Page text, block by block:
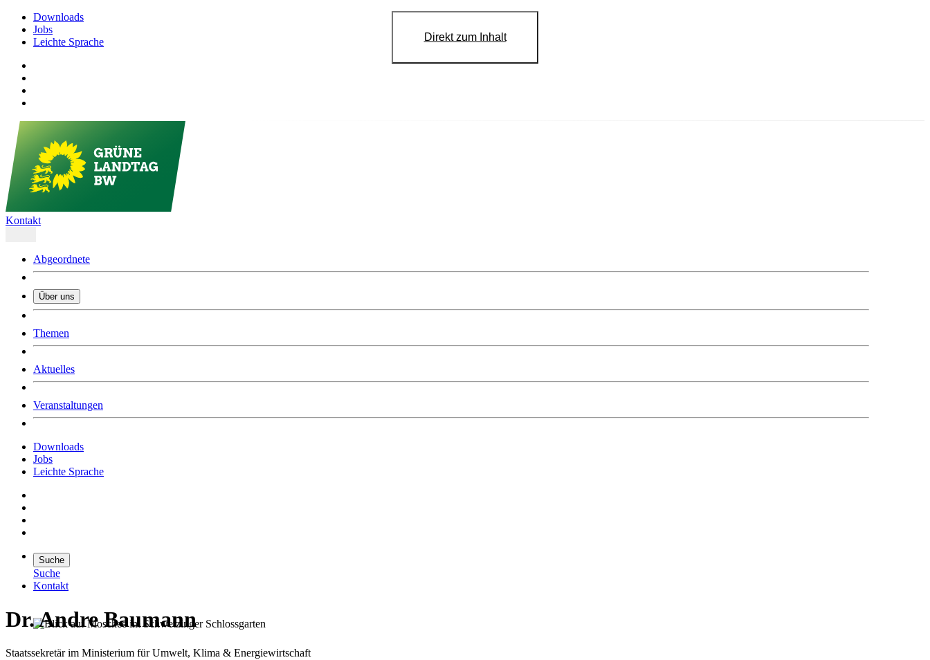
Direkt zum Inhalt
Downloads
Jobs
Leichte Sprache
Kontakt
Abgeordnete
Über uns
Wer wir sind
Jobs
Themen
Aktuelles
Veranstaltungen
Downloads
Jobs
Leichte Sprache
Suche
Suche
Suchen
Kontakt
Dr. Andre Baumann
Staatssekretär im Ministerium für Umwelt, Klima & Energiewirtschaft